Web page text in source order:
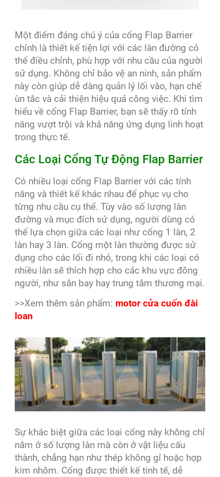
Một điểm đáng chú ý của cổng Flap Barrier
chính là thiết kế tiện lợi với các làn đường có
thể điều chỉnh, phù hợp với nhu cầu của người
sử dụng. Không chỉ bảo vệ an ninh, sản phẩm
này còn giúp dễ dàng quản lý lối vào, hạn chế
ùn tắc và cải thiện hiệu quả công việc. Khi tìm
hiểu về cổng Flap Barrier, bạn sẽ thấy rõ tính
năng vượt trội và khả năng ứng dụng linh hoạt
trong thực tế.
Các Loại Cổng Tự Động Flap Barrier
Có nhiều loại cổng Flap Barrier với các tính
năng và thiết kế khác nhau để phục vụ cho
từng nhu cầu cụ thể. Tùy vào số lượng làn
đường và mục đích sử dụng, người dùng có
thể lựa chọn giữa các loại như cổng 1 làn, 2
làn hay 3 làn. Cổng một làn thường được sử
dụng cho các lối đi nhỏ, trong khi các loại có
nhiều làn sẽ thích hợp cho các khu vực đông
người, như sân bay hay trung tâm thương mại.
>>Xem thêm sản phẩm: motor cửa cuốn đài
loan
Sự khác biệt giữa các loại cổng này không chỉ
nằm ở số lượng làn mà còn ở vật liệu cấu
thành, chẳng hạn như thép không gỉ hoặc hợp
kim nhôm. Cổng được thiết kế tinh tế, dễ